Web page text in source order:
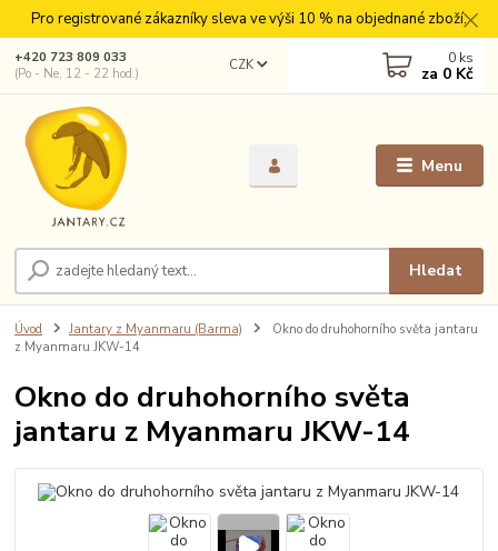
Pro registrované zákazníky sleva ve výši 10 % na objednané zboží.
Menu
CZK
Hledat
+420 723 809 033
(Po - Ne, 12 - 22 hod.)
0 ks
za 0 Kč
Úvod Jantary z Myanmaru (Barma)
Okno do druhohorního světa jantaru
z Myanmaru JKW-14
Okno do druhohorního světa
jantaru z Myanmaru JKW-14